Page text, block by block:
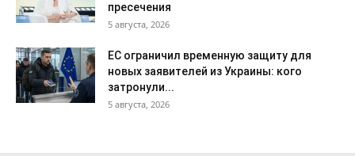
пресечения
5 августа, 2026
ЕС ограничил временную защиту для
новых заявителей из Украины: кого
затронули...
5 августа, 2026